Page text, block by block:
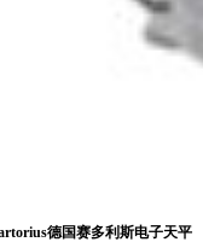
德国赛多利斯电子天平